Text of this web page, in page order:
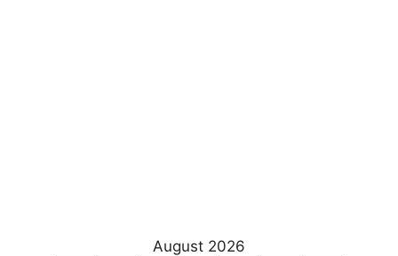
August 2026